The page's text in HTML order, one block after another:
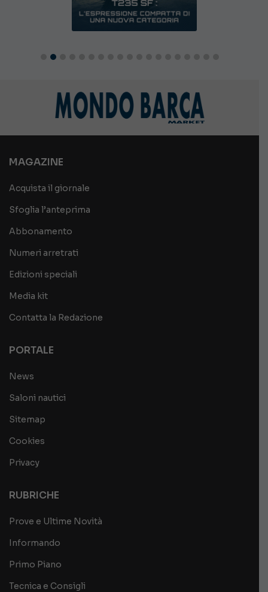
MAGAZINE
Acquista il giornale
Sfoglia l’anteprima
Abbonamento
Numeri arretrati
Edizioni speciali
Media kit
Contatta la Redazione
PORTALE
News
Saloni nautici
Sitemap
Cookies
Privacy
RUBRICHE
Prove e Ultime Novità
Informando
Primo Piano
Tecnica e Consigli